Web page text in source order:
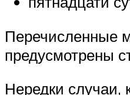
Перечисленные
предусмотрены
Нередки случаи,